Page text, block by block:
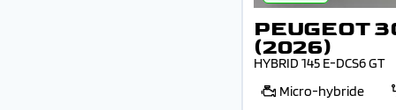
PEUGEOT
(2026)
HYBRID 145 E-DCS6 GT
Micro-hybride